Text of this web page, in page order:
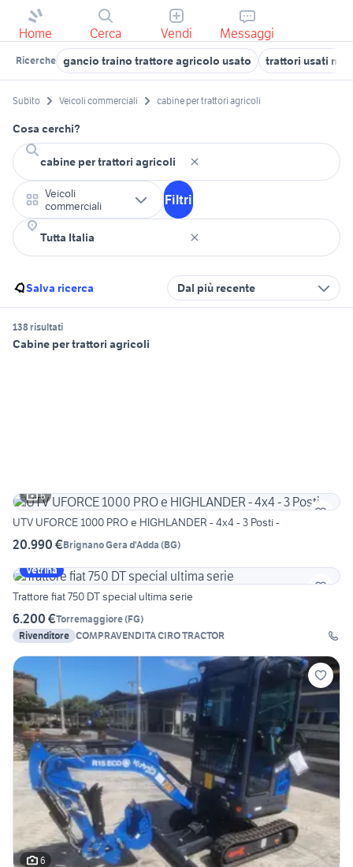
Home Cerca Vendi Messaggi
Ricerche gancio traino trattore agricolo usato trattori usati
Subito Veicoli commerciali cabine per trattori agricoli
Cosa cerchi?
Veicoli
commerciali
Filtri
Salva ricerca Dal più recente
138 risultati
Cabine per trattori agricoli
6
UTV UFORCE 1000 PRO e HIGHLANDER - 4x4 - 3 Posti -
20.990 €Brignano Gera d'Adda (BG)
Vetrina
Trattore fiat 750 DT special ultima serie
6.200 €Torremaggiore(FG)
Rivenditore COMPRAVENDITA CIRO TRACTOR
6